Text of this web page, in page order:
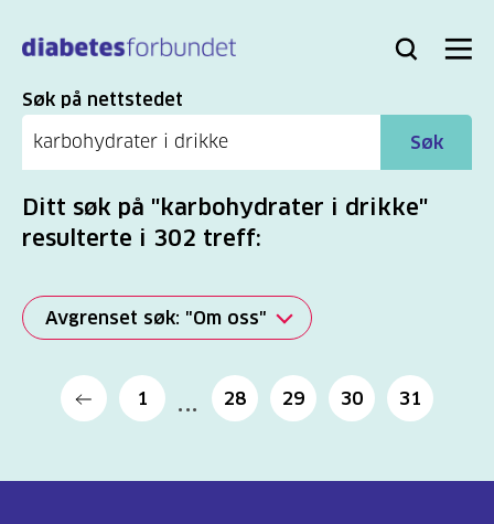
hovedinnhold
Bli
Logg
Søk Meny
Søk
Søk på nettstedet
Søk
Ditt søk på "karbohydrater i drikke"
resulterte i 302 treff:
Avgrenset søk: "Om oss"
Alle
(2277)
(806)
1 28 29 30 31